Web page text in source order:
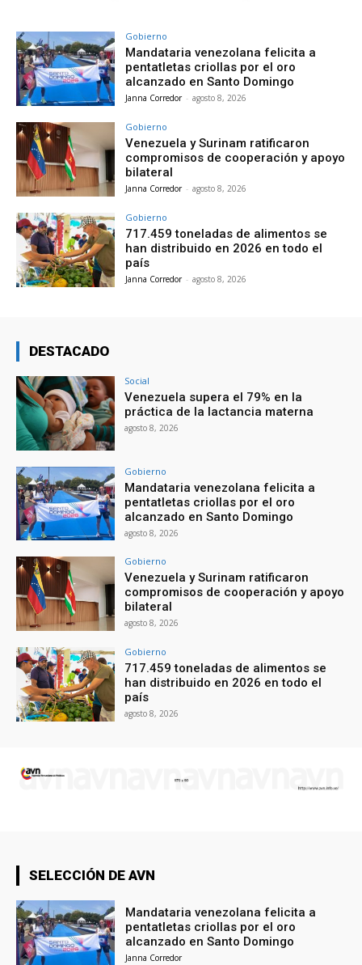
Gobierno
Mandataria venezolana felicita a
pentatletas criollas por el oro
alcanzado en Santo Domingo
Janna Corredor - agosto 8, 2026
Gobierno
Venezuela y Surinam ratificaron
compromisos de cooperación y apoyo
bilateral
Janna Corredor - agosto 8, 2026
Gobierno
717.459 toneladas de alimentos se
han distribuido en 2026 en todo el
país
Janna Corredor - agosto 8, 2026
DESTACADO
Social
Venezuela supera el 79% en la
práctica de la lactancia materna
agosto 8, 2026
Gobierno
Mandataria venezolana felicita a
pentatletas criollas por el oro
alcanzado en Santo Domingo
agosto 8, 2026
Gobierno
Venezuela y Surinam ratificaron
compromisos de cooperación y apoyo
bilateral
agosto 8, 2026
Gobierno
717.459 toneladas de alimentos se
han distribuido en 2026 en todo el
país
agosto 8, 2026
SELECCIÓN DE AVN
Mandataria venezolana felicita a
pentatletas criollas por el oro
alcanzado en Santo Domingo
Janna Corredor